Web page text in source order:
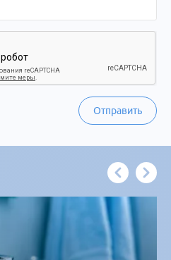
Отправить